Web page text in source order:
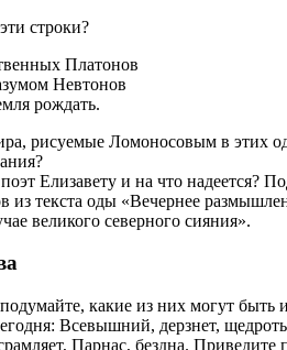
строки?
Платонов
Невтонов
рождать.
рисуемые Ломоносовым в этих
Елизавету и на что надеется?
из текста оды «Вечернее
великого северного сияния».
какие из них могут быть
Всевышний, дерзнет,
Парнас, бездна. Приведите